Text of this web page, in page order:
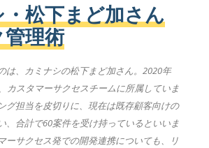
松下まど加さん
理術
は、カミナシの松下まど加さん。2020年
カスタマーサクセスチームに所属していま
グ担当を皮切りに、現在は既存顧客向けの
、合計で60案件を受け持っているといいま
ーサクセス発での開発連携についても、リ